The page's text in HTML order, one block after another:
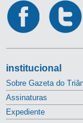
institucional
Sobre Gazeta do
Assinaturas
Expediente